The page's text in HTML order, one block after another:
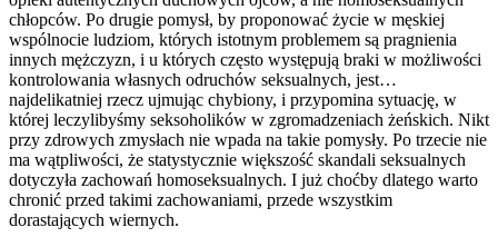
chłopców. Po drugie pomysł, by proponować życie w męskiej
wspólnocie ludziom, których istotnym problemem są pragnienia
innych mężczyzn, i u których często występują braki w możliwości
kontrolowania własnych odruchów seksualnych, jest…
najdelikatniej rzecz ujmując chybiony, i przypomina sytuację, w
której leczylibyśmy seksoholików w zgromadzeniach żeńskich. Nikt
przy zdrowych zmysłach nie wpada na takie pomysły. Po trzecie nie
ma wątpliwości, że statystycznie większość skandali seksualnych
dotyczyła zachowań homoseksualnych. I już choćby dlatego warto
chronić przed takimi zachowaniami, przede wszystkim
dorastających wiernych.